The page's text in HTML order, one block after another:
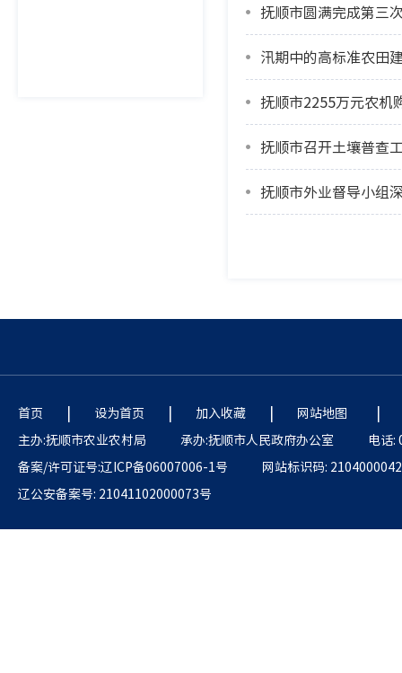
抚顺市圆满完成第三
汛期中的高标准农田
抚顺市2255万元农机
抚顺市召开土壤普查
抚顺市外业督导小组
首页 | 设为首页 | 加入收藏 | 网站地图 |
主办:抚顺市农业农村局 承办:抚顺市人民政府办公室
电话:
备案/许可证号:辽ICP备06007006-1号
网站标识码: 2104000042
辽公安备案号: 21041102000073号